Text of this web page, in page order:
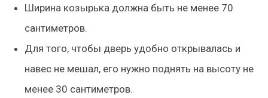
Ширина козырька должна быть не менее 70
сантиметров.
Для того, чтобы дверь удобно открывалась и
навес не мешал, его нужно поднять на высоту не
менее 30 сантиметров.